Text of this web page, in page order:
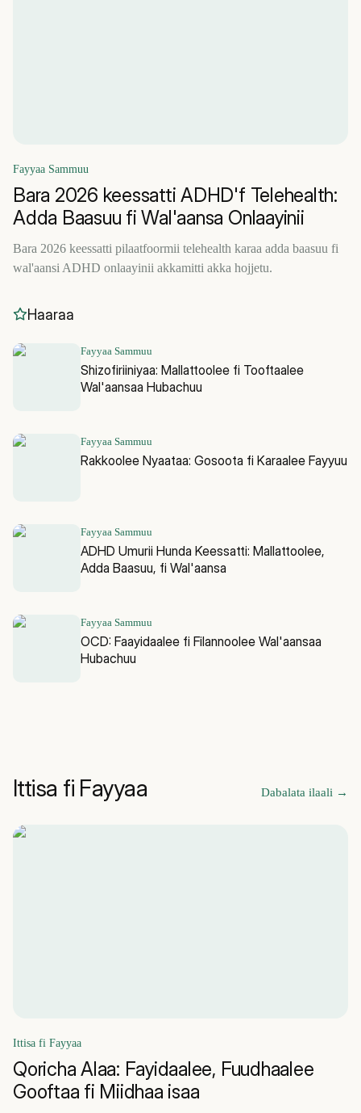
Fayyaa Sammuu
Bara 2026 keessatti ADHD'f Telehealth:
Adda Baasuu fi Wal'aansa Onlaayinii
Bara 2026 keessatti pilaatfoormii telehealth karaa adda baasuu fi
wal'aansi ADHD onlaayinii akkamitti akka hojjetu.
Haaraa
Fayyaa Sammuu
Shizofiriiniyaa: Mallattoolee fi Tooftaalee
Wal'aansaa Hubachuu
Fayyaa Sammuu
Rakkoolee Nyaataa: Gosoota fi Karaalee Fayyuu
Fayyaa Sammuu
ADHD Umurii Hunda Keessatti: Mallattoolee,
Adda Baasuu, fi Wal'aansa
Fayyaa Sammuu
OCD: Faayidaalee fi Filannoolee Wal'aansaa
Hubachuu
Ittisa fi Fayyaa Dabalata ilaali →
Ittisa fi Fayyaa
Qoricha Alaa: Fayidaalee, Fuudhaalee
Gooftaa fi Miidhaa isaa